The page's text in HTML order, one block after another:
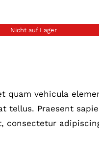
Nicht auf Lager
quam vehicula
tellus. Praesent
consectetur